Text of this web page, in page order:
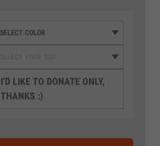
I'D LIKE TO DONATE ONLY,
THANKS :)